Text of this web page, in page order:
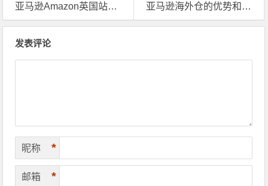
亚马逊Amazon英国站卖家发货用FBA划算还是用海外仓划算？
亚马逊海外仓的优势和劣势都有哪些？卖家必看！
发表评论
昵称 *
邮箱 *